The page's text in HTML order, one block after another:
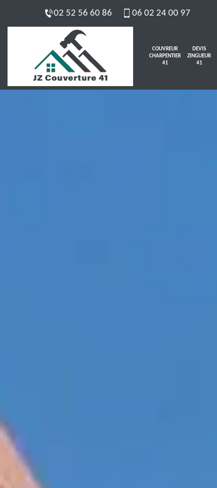
02 52 56 60 86 06 02 24 00 97
COUVREUR
CHARPENTIER
41
DEVIS
ZINGUEUR
41